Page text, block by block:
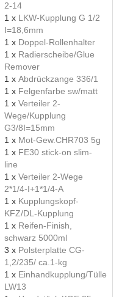
2-14
1 x LKW-Kupplung G 1/2
I=18,6mm
1 x Doppel-Rollenhalter
1 x Radierscheibe/Glue
Remover
1 x Abdrückzange 336/1
1 x Felgenfarbe sw/matt
1 x Verteiler 2-
Wege/Kupplung
G3/8I=15mm
1 x Mot-Gew.CHR703 5g
1 x FE30 stick-on slim-
line
1 x Verteiler 2-Wege
2*1/4-I+1*1/4-A
1 x Kupplungskopf-
KFZ/DL-Kupplung
1 x Reifen-Finish,
schwarz 5000ml
3 x Polsterplatte CG-
1,2/235/ ca.1-kg
1 x Einhandkupplung/Tülle
LW13